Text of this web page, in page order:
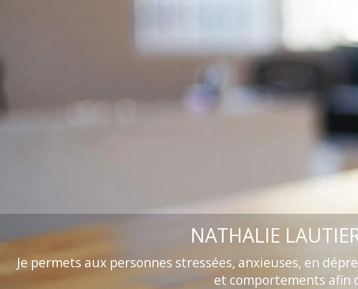
NATHALIE
Je permets aux personnes stressées, anxieuses, en
et comportements afin